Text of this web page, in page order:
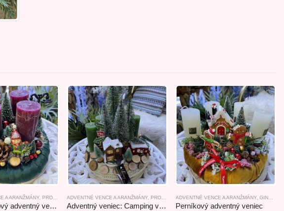
LES
A ARANŽMÁNY, PRODUKTY S TEMATIKOU LES ,VIANOČNÝ AKCIOVÝ TOVAR
Zeleno-bordový adventný veniec lesný
ADVENTNÉ VENCE A ARANŽMÁNY PRODUKTY S TEMATIKOU LES
Adventný veniec: Camping v lese 28x30cm
ADVENTNÉ VENCE A ARANŽMÁNY, GINGERBREAD
Perníkový adventný veniec